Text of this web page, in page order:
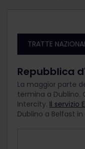
TRATTE
Repubblica
La maggior parte
termina a Dublino.
Intercity. Il servizio
Dublino a Belfast